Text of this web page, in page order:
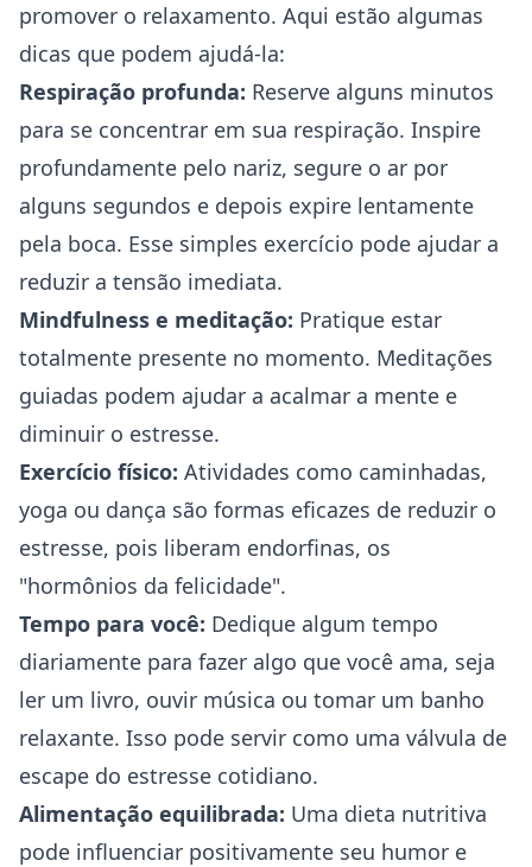
promover o relaxamento. Aqui estão algumas
dicas que podem ajudá-la:
Respiração profunda: Reserve alguns minutos
para se concentrar em sua respiração. Inspire
profundamente pelo nariz, segure o ar por
alguns segundos e depois expire lentamente
pela boca. Esse simples exercício pode ajudar a
reduzir a tensão imediata.
Mindfulness e meditação: Pratique estar
totalmente presente no momento. Meditações
guiadas podem ajudar a acalmar a mente e
diminuir o estresse.
Exercício físico: Atividades como caminhadas,
yoga ou dança são formas eficazes de reduzir o
estresse, pois liberam endorfinas, os
"hormônios da felicidade".
Tempo para você: Dedique algum tempo
diariamente para fazer algo que você ama, seja
ler um livro, ouvir música ou tomar um banho
relaxante. Isso pode servir como uma válvula de
escape do estresse cotidiano.
Alimentação equilibrada: Uma dieta nutritiva
pode influenciar positivamente seu humor e